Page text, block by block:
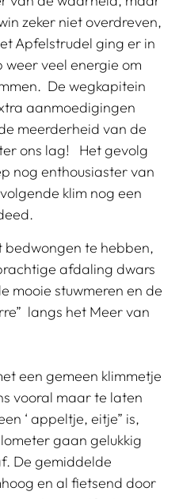
zeker niet overdreven,
Apfelstrudel ging er in
weer veel energie om
De wegkapitein
aanmoedigingen
meerderheid van de
ons lag! Het gevolg
nog enthousiaster van
klim nog een
bedwongen te hebben,
afdaling dwars
mooie stuwmeren en de
langs het Meer van
een gemeen klimmetje
vooral maar te laten
‘ appeltje, eitje” is,
gaan gelukkig
De gemiddelde
en al fietsend door